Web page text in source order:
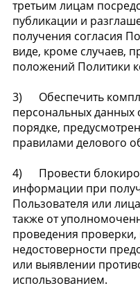
третьим лицам
публикации и
получения согласия
виде, кроме случаев,
положений Политики
3) Обеспечить
персональных данных
порядке,
правилами делового
4) Провести
информации при
Пользователя или
также от
проведения
недостоверности
или выявлении
использованием.